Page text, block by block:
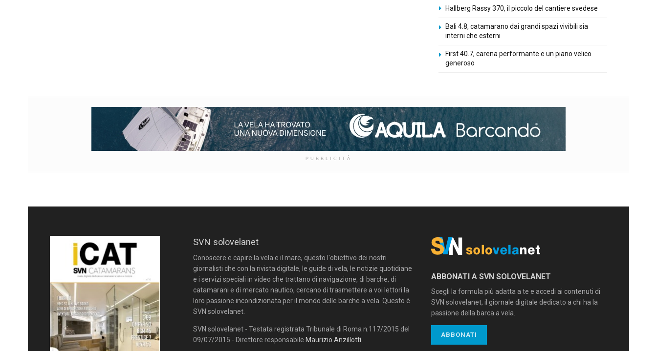
Hallberg Rassy 370, il piccolo del cantiere svedese
Bali 4.8, catamarano dai grandi spazi vivibili sia
interni che esterni
First 40.7, carena performante e un piano velico
generoso
PUBBLICITÀ
SVN solovelanet
Conoscere e capire la vela e il mare, questo l'obiettivo dei nostri
giornalisti che con la rivista digitale, le guide di vela, le notizie quotidiane
e i servizi speciali in video che trattano di navigazione, di barche, di
catamarani e di mercato nautico, cercano di trasmettere a voi lettori la
loro passione incondizionata per il mondo delle barche a vela. Questo è
SVN solovelanet.
SVN solovelanet - Testata registrata Tribunale di Roma n.117/2015 del
09/07/2015 - Direttore responsabile Maurizio Anzillotti
ABBONATI A SVN SOLOVELANET
Scegli la formula più adatta a te e accedi ai contenuti di
SVN solovelanet, il giornale digitale dedicato a chi ha la
passione della barca a vela.
ABBONATI